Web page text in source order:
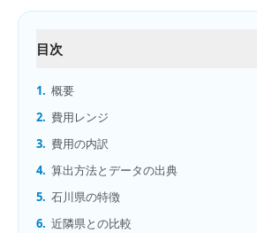
目次
1. 概要
2. 費用レンジ
3. 費用の内訳
4. 算出方法とデータの出典
5. 石川県の特徴
6. 近隣県との比較